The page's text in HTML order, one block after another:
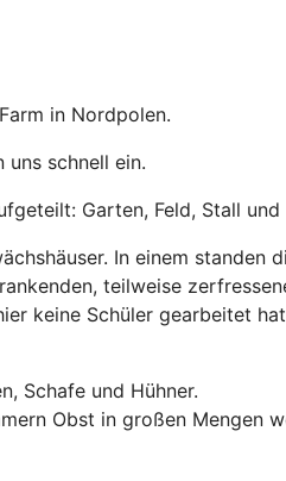
in Nordpolen.
schnell ein.
Garten, Feld, Stall
In einem
teilweise
keine Schüler gearbeitet
Schafe und Hühner.
Obst in großen